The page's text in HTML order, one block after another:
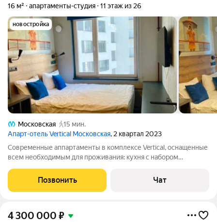
16 м² апартаменты-студия 11 этаж из 26
новостройка
Московская
15 мин.
Апарт-отель Vertical Московская, 2 квартал 2023
Современные аппартаменты в комплексе Vertical, оснащенные
всем необходимым для проживания: кухня с набором
печь, холодильник, чайник. Новая двуспальная кровать. Есть
индивидуальный металлический
Позвонить Чат
4 300 000 ₽